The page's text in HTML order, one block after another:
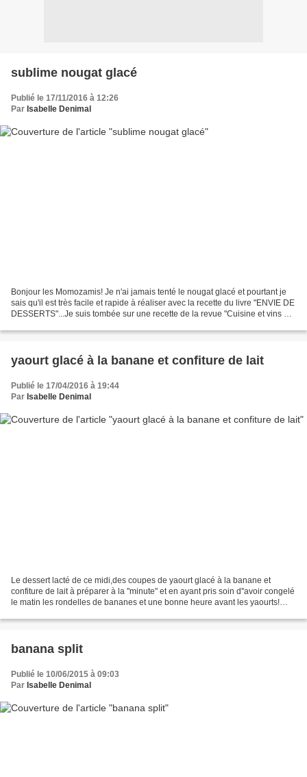
sublime nougat glacé
Publié le 17/11/2016 à 12:26
Par Isabelle Denimal
Bonjour les Momozamis! Je n'ai jamais tenté le nougat glacé et pourtant je
sais qu'il est très facile et rapide à réaliser avec la recette du livre "ENVIE DE
DESSERTS"...Je suis tombée sur une recette de la revue "Cuisine et vins de
yaourt glacé à la banane et confiture de lait
Publié le 17/04/2016 à 19:44
Par Isabelle Denimal
Le dessert lacté de ce midi,des coupes de yaourt glacé à la banane et
confiture de lait à préparer à la "minute" et en ayant pris soin d''avoir congelé
le matin les rondelles de bananes et une bonne heure avant les yaourts!
banana split
Publié le 10/06/2015 à 09:03
Par Isabelle Denimal